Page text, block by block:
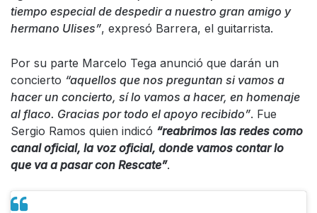
tiempo especial de despedir a nuestro gran amigo y
hermano Ulises”, expresó Barrera, el guitarrista.
Por su parte Marcelo Tega anunció que darán un
concierto “aquellos que nos preguntan si vamos a
hacer un concierto, sí lo vamos a hacer, en homenaje
al flaco. Gracias por todo el apoyo recibido”. Fue
Sergio Ramos quien indicó “reabrimos las redes como
canal oficial, la voz oficial, donde vamos contar lo
que va a pasar con Rescate”.